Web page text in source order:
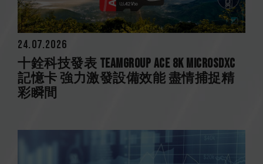
24.07.2026
十銓科技發表 TEAMGROUP ACE 8K MicroSDXC
記憶卡 強力激發設備效能 盡情捕捉精
彩瞬間